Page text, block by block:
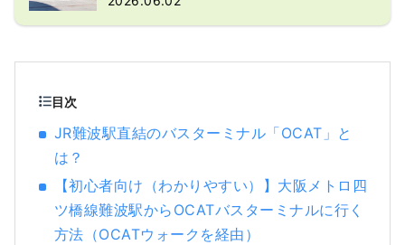
目次
JR難波駅直結のバスターミナル「OCAT」と
は？
【初心者向け（わかりやすい）】大阪メトロ四
ツ橋線難波駅からOCATバスターミナルに行く
方法（OCATウォークを経由）